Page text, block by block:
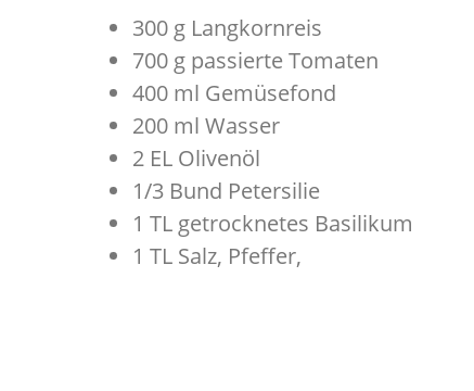
300 g Langkornreis
700 g passierte Tomaten
400 ml Gemüsefond
200 ml Wasser
2 EL Olivenöl
1/3 Bund Petersilie
1 TL getrocknetes Basilikum
1 TL Salz, Pfeffer,